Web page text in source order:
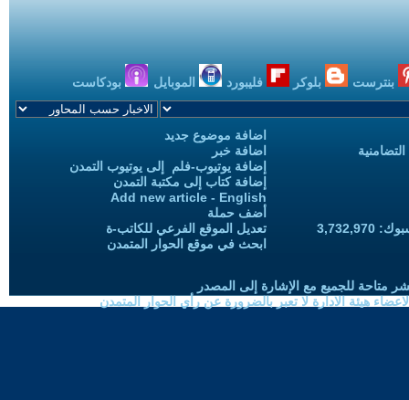
بنترست بلوكر فليبورد الموبايل بودكاست
اضافة موضوع جديد
اضافة خبر
إضافة يوتيوب-فلم إلى يوتيوب التمدن
إضافة كتاب إلى مكتبة التمدن
Add new article - English
أضف حملة
تعديل الموقع الفرعي للكاتب-ة
ابحث في موقع الحوار المتمدن
متاحة للجميع مع الإشارة إلى المصدر
هيئة الادارة لا تعبر بالضرورة عن رأي الحوار المتمدن